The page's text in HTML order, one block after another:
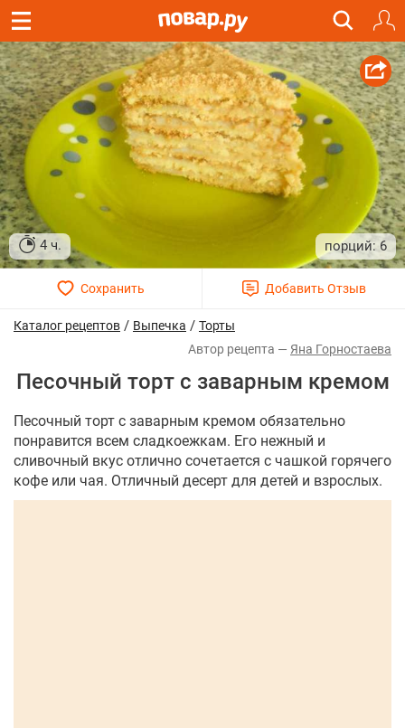
4 ч. 6
Каталог рецептов / Выпечка / Торты
Яна Горностаева
Песочный торт с заварным кремом
Песочный торт с заварным кремом обязательно
понравится всем сладкоежкам. Его нежный и
сливочный вкус отлично сочетается с чашкой горячего
кофе или чая. Отличный десерт для детей и взрослых.